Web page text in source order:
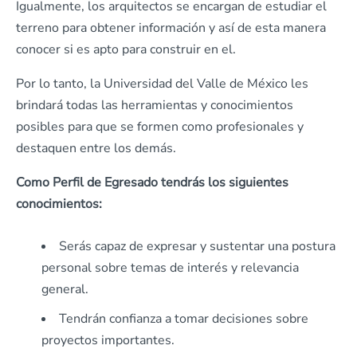
Igualmente, los arquitectos se encargan de estudiar el
terreno para obtener información y así de esta manera
conocer si es apto para construir en el.
Por lo tanto, la Universidad del Valle de México les
brindará todas las herramientas y conocimientos
posibles para que se formen como profesionales y
destaquen entre los demás.
Como Perfil de Egresado tendrás los siguientes
conocimientos:
Serás capaz de expresar y sustentar una postura
personal sobre temas de interés y relevancia
general.
Tendrán confianza a tomar decisiones sobre
proyectos importantes.